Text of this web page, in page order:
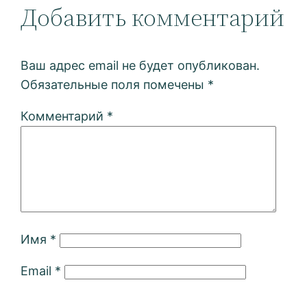
Добавить комментарий
Ваш адрес email не будет опубликован.
Обязательные поля помечены *
Комментарий *
Имя *
Email *